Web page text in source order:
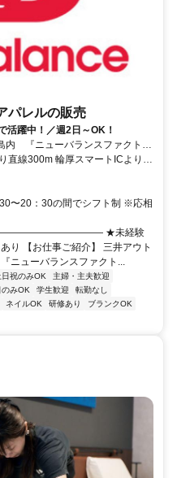
パレルの販売
活躍中！／週2日～OK！
内 『ニューバランスファクトリ
直線300m 輪厚スマートICより約
・大谷地駅・北広島駅・新札幌
各方面から可能
〜20：30の間でシフト制 ※応相
――――――――――― ★未経験
り 【お仕事ご紹介】 三井アウト
ニューバランスファクト...
日祝のみOK
主婦・主夫歓迎
のみOK 学生歓迎
転勤なし
ネイルOK 研修あり
ブランクOK